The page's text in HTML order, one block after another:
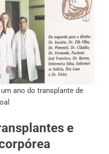
ano do transplante de
e